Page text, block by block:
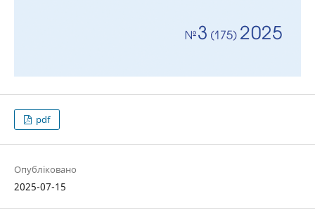
pdf
Опубліковано
2025-07-15